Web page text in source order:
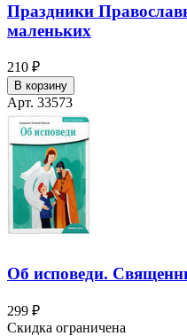
Праздники
маленьких
210 ₽
В корзину
Арт. 33573
Об исповеди.
299 ₽
Скидка ограничена